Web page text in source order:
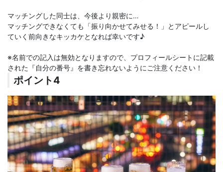
マッチングした同士は、今後より親密に…
マッチングできなくても「振り向かせてみせる！」とアピールし
ていく前向きなキッカケとなれば幸いです♪
※名前での記入は無効となりますので、プロフィールシートに記載
された『自分の番号』を書き忘れないようにご注意ください！
ポイント4